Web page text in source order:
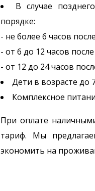
В случае
порядке:
- не более 6 часов
- от 6 до 12 часов
- от 12 до 24 часов
Дети в возрасте до
Комплексное
При оплате
тариф. Мы
экономить на